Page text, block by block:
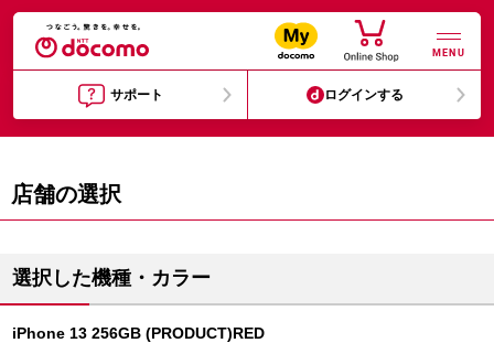
MENU
サポート ログインする
店舗の選択
選択した機種・カラー
iPhone 13 256GB (PRODUCT)RED